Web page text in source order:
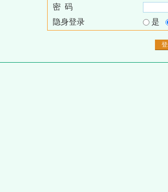
密 码
隐身登录
是